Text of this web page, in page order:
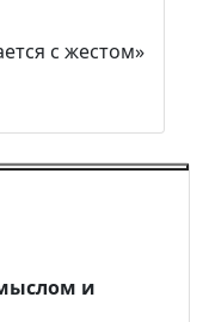
с жестом»
и